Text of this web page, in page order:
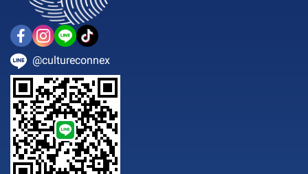
@cultureconnex